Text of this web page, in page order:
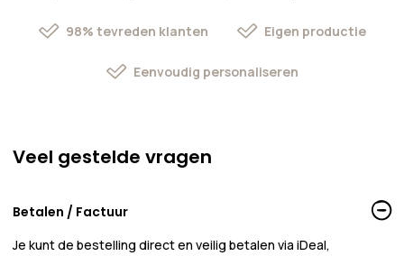
98% tevreden klanten Eigen productie
Eenvoudig personaliseren
Veel gestelde vragen
Betalen / Factuur
Je kunt de bestelling direct en veilig betalen via iDeal,